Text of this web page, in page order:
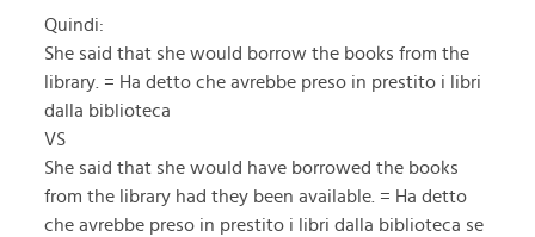
Quindi:
She said that she would borrow the books from the
library. = Ha detto che avrebbe preso in prestito i libri
dalla biblioteca
VS
She said that she would have borrowed the books
from the library had they been available. = Ha detto
che avrebbe preso in prestito i libri dalla biblioteca se